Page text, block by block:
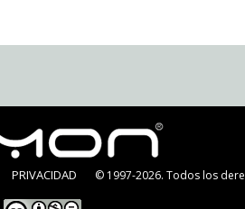
PRIVACIDAD © 1997-2026. Todos los